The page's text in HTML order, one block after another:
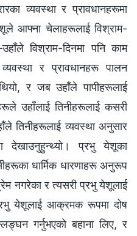
व्यवस्था र प्रावधानहरूमा
आफ्ना चेलाहरूलाई विश्राम-
विश्राम-दिनमा पनि काम
र प्रावधानहरू पालन
र जब उहाँले पापीहरूलाई
उहाँलाई तिनीहरूलाई कसरी
तिनीहरूलाई व्यवस्था अनुसार
देखाउनुहुन्थ्यो। प्रभु येशूका
धार्मिक धारणाहरू अनुरूप
नगरेका र त्यसरी प्रभु येशूलाई
येशूलाई आक्रमक रूपमा दोष
गर्नुभएको बहाना लिए, र